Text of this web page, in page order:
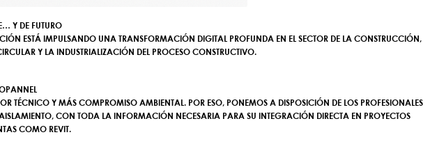
Y DE FUTURO
ESTÁ IMPULSANDO UNA TRANSFORMACIÓN DIGITAL PROFUNDA EN EL SECTOR DE LA CONSTRUCCIÓN,
Y LA INDUSTRIALIZACIÓN DEL PROCESO CONSTRUCTIVO.
TÉCNICO Y MÁS COMPROMISO AMBIENTAL. POR ESO, PONEMOS A DISPOSICIÓN DE LOS PROFESIONALES
CON TODA LA INFORMACIÓN NECESARIA PARA SU INTEGRACIÓN DIRECTA EN PROYECTOS
COMO REVIT.